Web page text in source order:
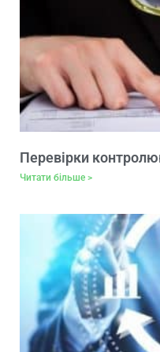
Перевірки
Читати більше >